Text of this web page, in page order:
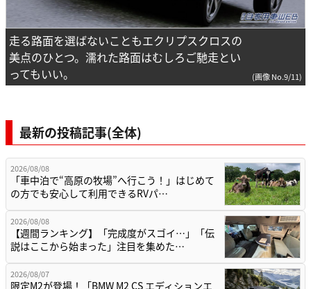
走る路面を選ばないこともエクリプスクロスの
美点のひとつ。濡れた路面はむしろご馳走とい
ってもいい。
(画像 No.9/11)
最新の投稿記事(全体)
2026/08/08
「車中泊で“高原の牧場”へ行こう！」はじめて
の方でも安心して利用できるRVパ…
2026/08/08
【週間ランキング】「完成度がスゴイ…」「伝
説はここから始まった」注目を集めた…
2026/08/07
限定M2が登場！「BMW M2 CS エディションエ